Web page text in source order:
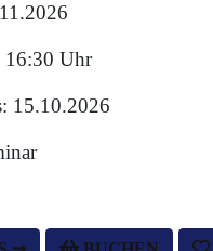
16:30 Uhr
15.10.2026